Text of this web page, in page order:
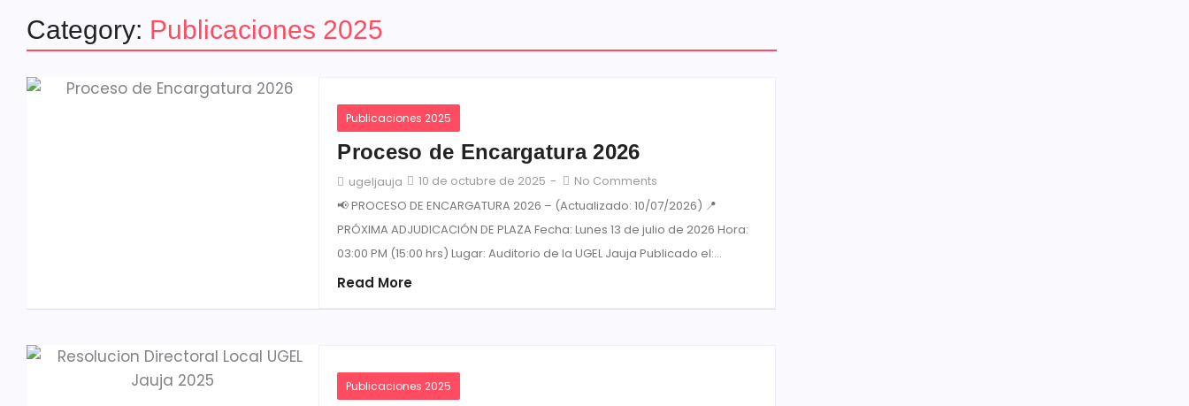
Category: Publicaciones 2025
Publicaciones 2025
Proceso de Encargatura 2026
ugeljauja 10 de octubre de 2025 -
No Comments
📢 PROCESO DE ENCARGATURA 2026 – (Actualizado: 10/07/2026) 📍
PRÓXIMA ADJUDICACIÓN DE PLAZA Fecha: Lunes 13 de julio de 2026 Hora:
03:00 PM (15:00 hrs) Lugar: Auditorio de la UGEL Jauja Publicado el:...
Read More
Publicaciones 2025